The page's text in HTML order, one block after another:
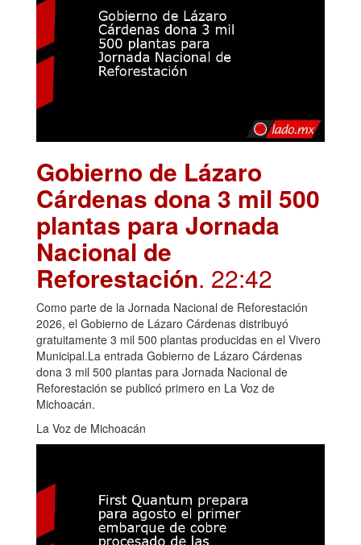
Gobierno de Lázaro
Cárdenas dona 3 mil 500
plantas para Jornada
Nacional de
Reforestación. 22:42
Como parte de la Jornada Nacional de Reforestación
2026, el Gobierno de Lázaro Cárdenas distribuyó
gratuitamente 3 mil 500 plantas producidas en el Vivero
Municipal.La entrada Gobierno de Lázaro Cárdenas
dona 3 mil 500 plantas para Jornada Nacional de
Reforestación se publicó primero en La Voz de
Michoacán.
La Voz de Michoacán